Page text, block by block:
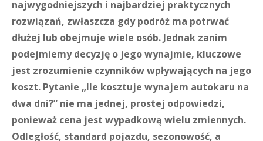
najwygodniejszych i najbardziej praktycznych
rozwiązań, zwłaszcza gdy podróż ma potrwać
dłużej lub obejmuje wiele osób. Jednak zanim
podejmiemy decyzję o jego wynajmie, kluczowe
jest zrozumienie czynników wpływających na jego
koszt. Pytanie „Ile kosztuje wynajem autokaru na
dwa dni?” nie ma jednej, prostej odpowiedzi,
ponieważ cena jest wypadkową wielu zmiennych.
Odległość, standard pojazdu, sezonowość, a